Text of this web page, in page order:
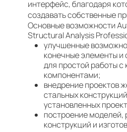
интерфейс, благодаря
создавать собственные
Основные возможности
Structural Analysis
улучшенные
конечные элементы и
для простой работы с
компонентами;
внедрение проектов
стальных
установленных
построение моделей,
конструкций и